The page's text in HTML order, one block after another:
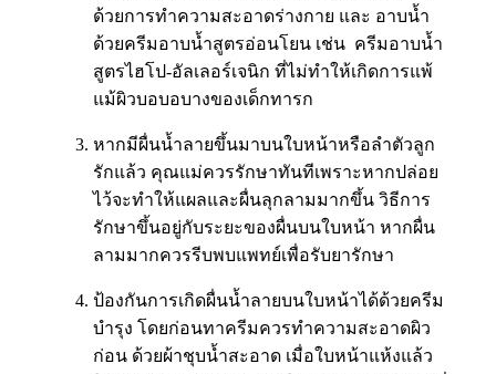
ด้วยการทำความสะอาดร่างกาย และ อาบน้ำ
ด้วยครีมอาบน้ำสูตรอ่อนโยน เช่น ครีมอาบน้ำ
สูตรไฮโป-อัลเลอร์เจนิก ที่ไม่ทำให้เกิดการแพ้
แม้ผิวบอบอบางของเด็กทารก
หากมีผื่นน้ำลายขึ้นมาบนใบหน้าหรือลำตัวลูก
รักแล้ว คุณแม่ควรรักษาทันทีเพราะหากปล่อย
ไว้จะทำให้แผลและผื่นลุกลามมากขึ้น วิธีการ
รักษาขึ้นอยู่กับระยะของผื่นบนใบหน้า หากผื่น
ลามมากควรรีบพบแพทย์เพื่อรับยารักษา
ป้องกันการเกิดผื่นน้ำลายบนใบหน้าได้ด้วยครีม
บำรุง โดยก่อนทาครีมควรทำความสะอาดผิว
ก่อน ด้วยผ้าชุบน้ำสะอาด เมื่อใบหน้าแห้งแล้ว